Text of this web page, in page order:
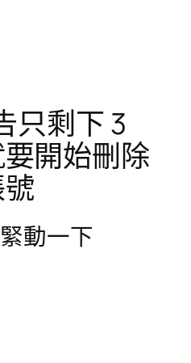
只剩下 3
開始刪除
動一下